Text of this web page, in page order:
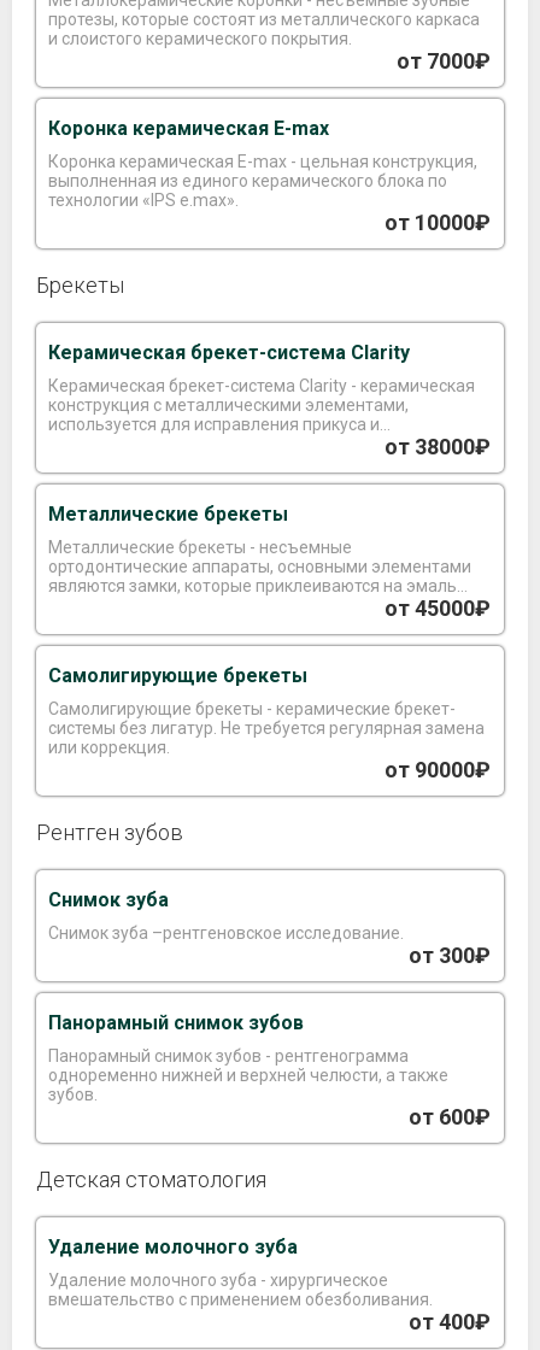
протезы, которые состоят из металлического каркаса
и слоистого керамического покрытия.
от 7000₽
Коронка керамическая E-max
Коронка керамическая E-max - цельная конструкция,
выполненная из единого керамического блока по
технологии «IPS e.max».
от 10000₽
Брекеты
Керамическая брекет-система Clarity
Керамическая брекет-система Clarity - керамическая
конструкция с металлическими элементами,
используется для исправления прикуса и
от 38000₽
Металлические брекеты
Металлические брекеты - несъемные
ортодонтические аппараты, основными элементами
являются замки, которые приклеиваются на эмаль
от 45000₽
Самолигирующие брекеты
Самолигирующие брекеты - керамические брекет-
системы без лигатур. Не требуется регулярная замена
или коррекция.
от 90000₽
Рентген зубов
Снимок зуба
Снимок зуба –рентгеновское исследование.
от 300₽
Панорамный снимок зубов
Панорамный снимок зубов - рентгенограмма
одноременно нижней и верхней челюсти, а также
зубов.
от 600₽
Детская стоматология
Удаление молочного зуба
Удаление молочного зуба - хирургическое
вмешательство с применением обезболивания.
от 400₽